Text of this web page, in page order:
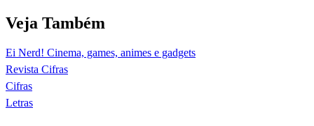
Veja Também
Ei Nerd! Cinema, games, animes e gadgets
Revista Cifras
Cifras
Letras